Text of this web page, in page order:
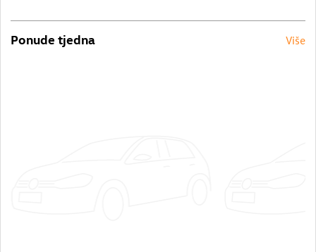
Ponude tjedna Više